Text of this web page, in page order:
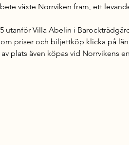
växte Norrviken fram, ett
utanför Villa Abelin i
priser och biljettköp klicka på
plats även köpas vid Norrvikens